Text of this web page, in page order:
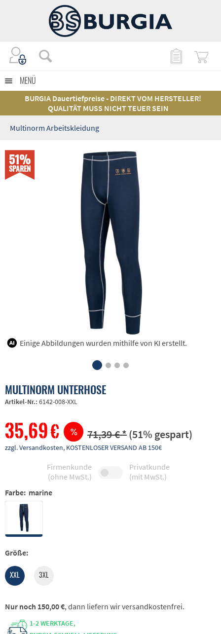
MENÜ
BURGIA Dauertiefpreise - DIREKT VOM HERSTELLER!
QUALITÄT MUSS NICHT TEUER SEIN
Multinorm Arbeitskleidung
51%
SPAREN
Einige Abbildungen wurden mithilfe von KI erstellt.
MULTINORM UNTERHOSE
Artikel-Nr.: 6142-008-XXL
35,69 € 71,39 € *(51% gespart)
zzgl. Versandkosten, KOSTENLOSER VERSAND AB 150€
Firmenkunde
(ohne MwSt.)
Privatkunde
(mit MwSt.)
Farbe: marine
Größe:
XXL 3XL
1-2 WERKTAGE,
Nur noch 150,00 €, dann liefern wir versandkostenfrei.